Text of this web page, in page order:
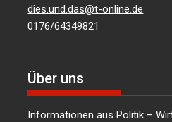
dies.und.das@t-online.de
0176/64349821
Über uns
Informationen aus Politik –